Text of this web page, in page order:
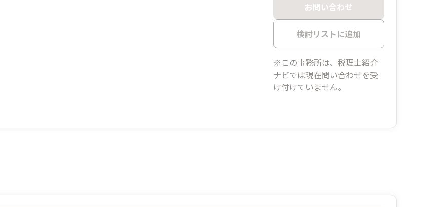
お問い合わせ
検討リストに追加
※この事務所は、税理士紹介
ナビでは現在問い合わせを受
け付けていません。